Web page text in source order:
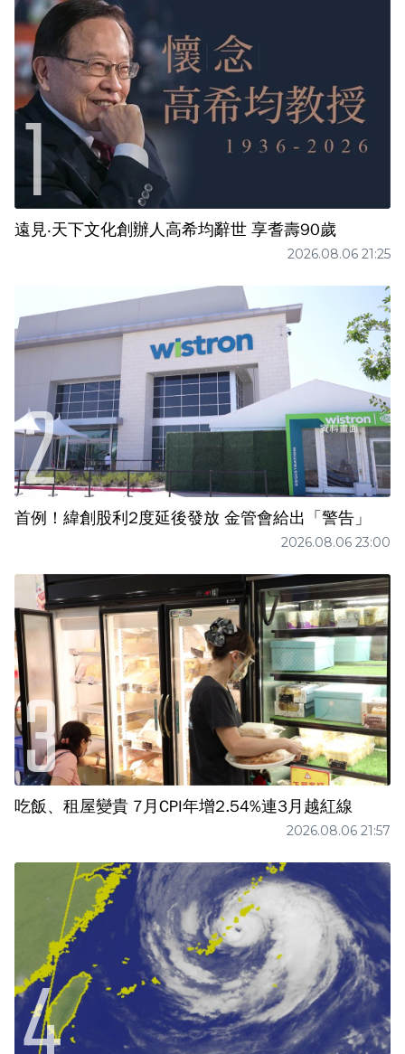
遠見‧天下文化創辦人高希均辭世 享耆壽90歲
2026.08.06 21:25
首例！緯創股利2度延後發放 金管會給出「警告」
2026.08.06 23:00
吃飯、租屋變貴 7月CPI年增2.54%連3月越紅線
2026.08.06 21:57